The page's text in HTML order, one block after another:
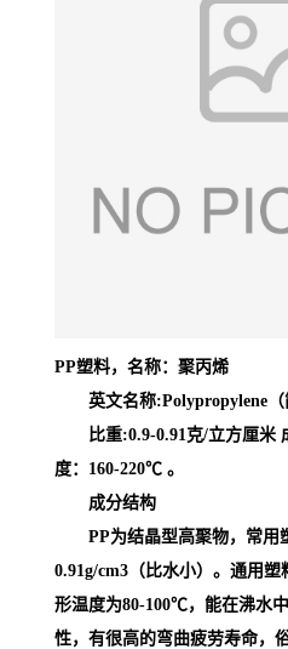
PP塑料，名称：聚丙烯
英文名称:Polypropylene（
比重:0.9-0.91克/立方厘米
度：160-220℃ 。
成分结构
PP为结晶型高聚物，常用
0.91g/cm3（比水小）。通用
形温度为80-100℃，能在沸水
性，有很高的弯曲疲劳寿命，